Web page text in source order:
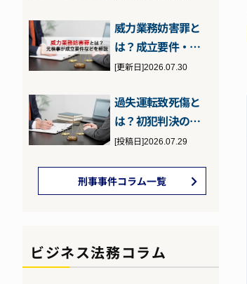
威力業務妨害罪と
は？成立要件・刑
罰・逮捕の可能性
[更新日]2026.07.30
過失運転致死傷と
は？初犯判決のポ
イントと執行猶予
[投稿日]2026.07.29
刑事事件コラム一覧
ビジネス法務コラム